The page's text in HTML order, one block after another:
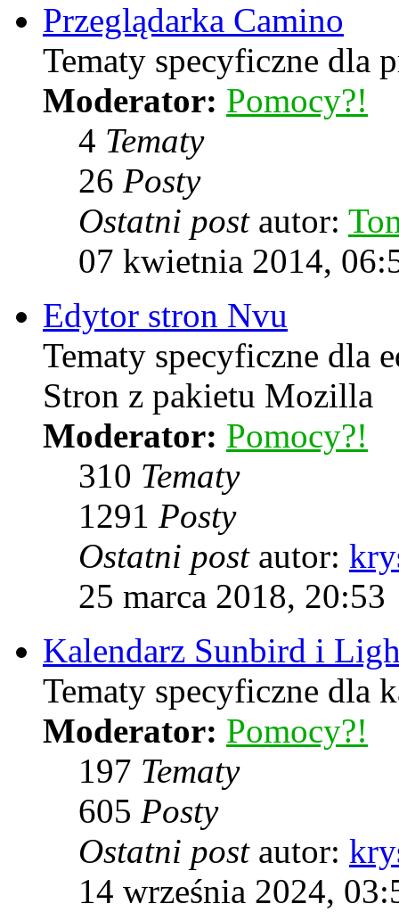
Przeglądarka Camino
Tematy specyficzne dla
Moderator: Pomocy?!
4 Tematy
26 Posty
Ostatni postautor:
07 kwietnia 2014,
Edytor stron Nvu
Tematy specyficzne dla
Stron z pakietu Mozilla
Moderator: Pomocy?!
310 Tematy
1291 Posty
Ostatni postautor:
25 marca 2018, 20:53
Kalendarz Sunbird i
Tematy specyficzne dla
Moderator: Pomocy?!
197 Tematy
605 Posty
Ostatni postautor:
14 września 2024,